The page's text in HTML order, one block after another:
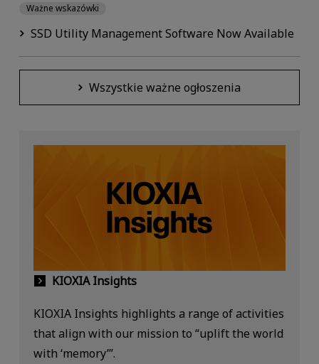
SSD Utility Management Software Now Available
Ważne wskazówki
Wszystkie ważne ogłoszenia
KIOXIA Insights
KIOXIA Insights highlights a range of activities
that align with our mission to “uplift the world
with ‘memory’”.